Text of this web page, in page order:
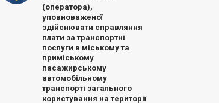
(оператора),
уповноваженої
здійснювати справляння
плати за транспортні
послуги в міському та
приміському
пасажирському
автомобільному
транспорті загального
користування на території